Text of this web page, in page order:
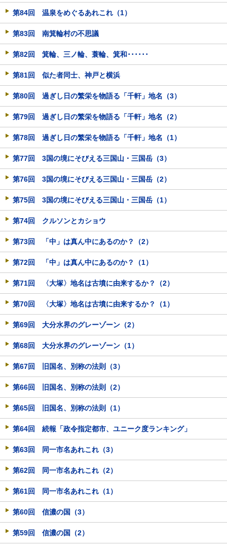
第84回 温泉をめぐるあれこれ（1）
第83回 南箕輪村の不思議
第82回 箕輪、三ノ輪、蓑輪、箕和･･････
第81回 似た者同士、神戸と横浜
第80回 過ぎし日の繁栄を物語る「千軒」地名（3）
第79回 過ぎし日の繁栄を物語る「千軒」地名（2）
第78回 過ぎし日の繁栄を物語る「千軒」地名（1）
第77回 3国の境にそびえる三国山・三国岳（3）
第76回 3国の境にそびえる三国山・三国岳（2）
第75回 3国の境にそびえる三国山・三国岳（1）
第74回 クルソンとカショウ
第73回 「中」は真ん中にあるのか？（2）
第72回 「中」は真ん中にあるのか？（1）
第71回 〈大塚〉地名は古墳に由来するか？（2）
第70回 〈大塚〉地名は古墳に由来するか？（1）
第69回 大分水界のグレーゾーン（2）
第68回 大分水界のグレーゾーン（1）
第67回 旧国名、別称の法則（3）
第66回 旧国名、別称の法則（2）
第65回 旧国名、別称の法則（1）
第64回 続報「政令指定都市、ユニーク度ランキング」
第63回 同一市名あれこれ（3）
第62回 同一市名あれこれ（2）
第61回 同一市名あれこれ（1）
第60回 信濃の国（3）
第59回 信濃の国（2）